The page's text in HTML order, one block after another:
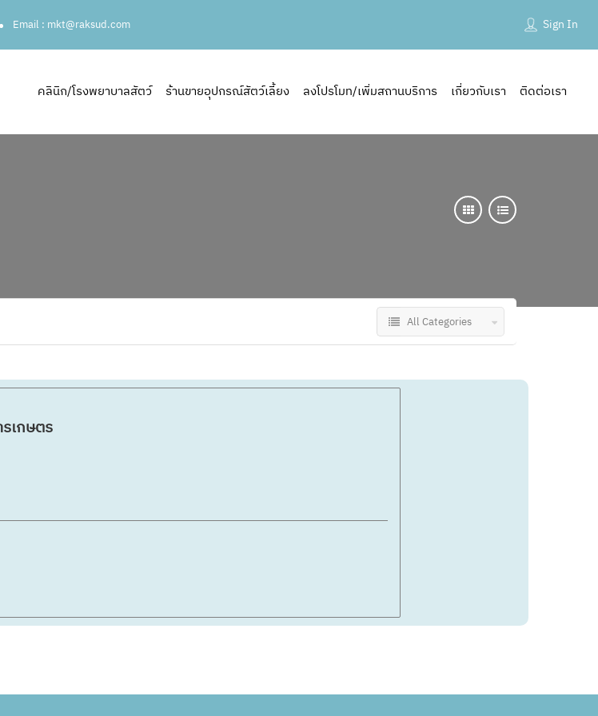
Email : mkt@raksud.com Sign In
คลินิก/โรงพยาบาลสัตว์ ร้านขายอุปกรณ์สัตว์เลี้ยง ลงโปรโมท/เพิ่มสถานบริการ เกี่ยวกับเรา ติดต่อเรา
All Categories
เกษตร